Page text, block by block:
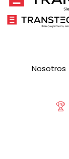
Nosotros